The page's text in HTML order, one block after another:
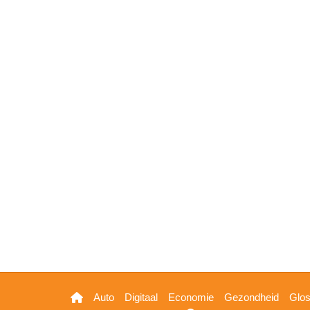
Hoofdnavigatie
Auto Digitaal Economie Gezondheid